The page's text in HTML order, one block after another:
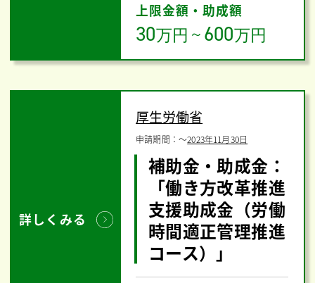
上限金額・助成額
30万円 ～ 600万円
詳しくみる
厚生労働省
申請期間：〜2023年11月30日
補助金・助成金：
「働き方改革推進
支援助成金（労働
時間適正管理推進
コース）」